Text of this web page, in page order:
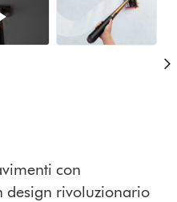
con
design rivoluzionario